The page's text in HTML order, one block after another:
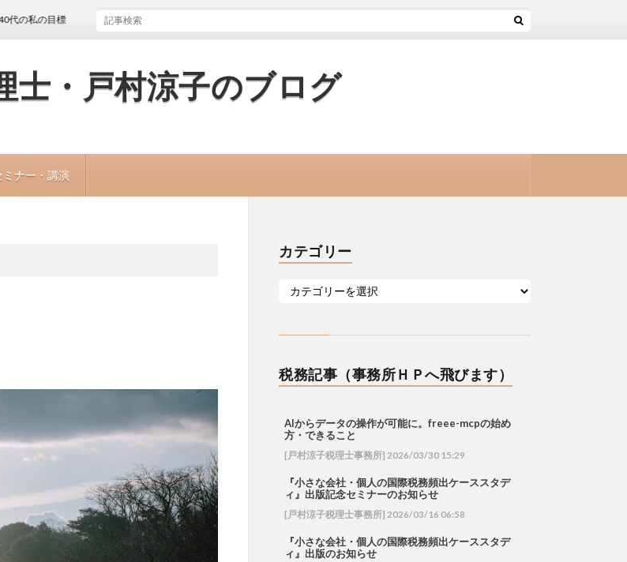
士・戸村涼子のブログ
ミナー・講演
標
カテゴリー
税務記事（事務所ＨＰへ飛びます）
AIからデータの操作が可能に。freee-mcpの始め
方・できること
[戸村涼子税理士事務所] 2026/03/30 15:29
『小さな会社・個人の国際税務頻出ケーススタデ
ィ』出版記念セミナーのお知らせ
[戸村涼子税理士事務所] 2026/03/16 06:58
『小さな会社・個人の国際税務頻出ケーススタデ
ィ』出版のお知らせ